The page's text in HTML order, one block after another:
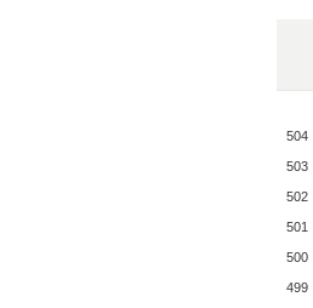
504
503
502
501
500
499